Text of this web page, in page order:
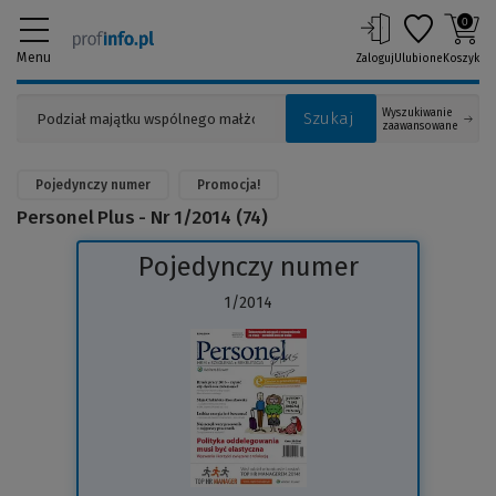
Menu
Szukaj
Wyszukiwanie
zaawansowane
ZalogujUlubione
0
Koszyk
Pojedynczy numer Promocja!
Personel Plus - Nr 1/2014 (74)
Pojedynczy numer
1/2014
(Link
innej